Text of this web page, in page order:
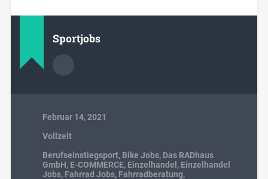
Sportjobs
Februar 14, 2021
Vollzeit
Berufseinstiegsport, Bike Jobs, Das RADhaus
GmbH, E-COMMERCE, Einzelhandel , Einzelhandel
Jobs, Fahrrad Jobs, Fahrradberatung,